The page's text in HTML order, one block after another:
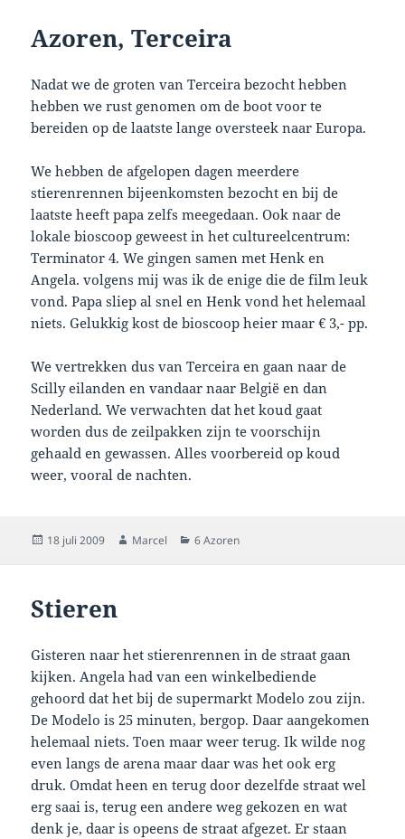
Azoren, Terceira
Nadat we de groten van Terceira bezocht hebben
hebben we rust genomen om de boot voor te
bereiden op de laatste lange oversteek naar Europa.
We hebben de afgelopen dagen meerdere
stierenrennen bijeenkomsten bezocht en bij de
laatste heeft papa zelfs meegedaan. Ook naar de
lokale bioscoop geweest in het cultureelcentrum:
Terminator 4. We gingen samen met Henk en
Angela. volgens mij was ik de enige die de film leuk
vond. Papa sliep al snel en Henk vond het helemaal
niets. Gelukkig kost de bioscoop heier maar € 3,- pp.
We vertrekken dus van Terceira en gaan naar de
Scilly eilanden en vandaar naar België en dan
Nederland. We verwachten dat het koud gaat
worden dus de zeilpakken zijn te voorschijn
gehaald en gewassen. Alles voorbereid op koud
weer, vooral de nachten.
Geplaatst
18 juli 2009 Auteur
Marcel Categorieën
6 Azoren
Stieren
Gisteren naar het stierenrennen in de straat gaan
kijken. Angela had van een winkelbediende
gehoord dat het bij de supermarkt Modelo zou zijn.
De Modelo is 25 minuten, bergop. Daar aangekomen
helemaal niets. Toen maar weer terug. Ik wilde nog
even langs de arena maar daar was het ook erg
druk. Omdat heen en terug door dezelfde straat wel
erg saai is, terug een andere weg gekozen en wat
denk je, daar is opeens de straat afgezet. Er staan